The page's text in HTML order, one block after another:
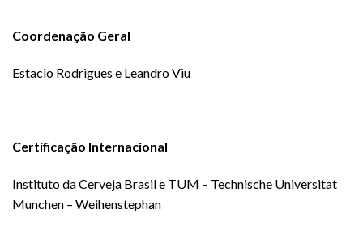
Coordenação Geral
Estacio Rodrigues e Leandro Viu
Certificação Internacional
Instituto da Cerveja Brasil e TUM – Technische Universitat
Munchen – Weihenstephan